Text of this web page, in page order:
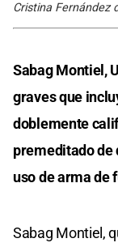
Cristina Fernández
Sabag Montiel,
graves que
doblemente
premeditado de
uso de arma de
Sabag Montiel,